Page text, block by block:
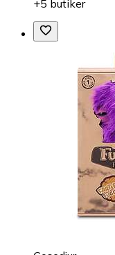
+5 butiker